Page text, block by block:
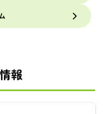
報